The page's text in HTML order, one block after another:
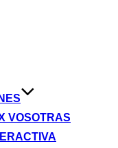
VOSOTRAS